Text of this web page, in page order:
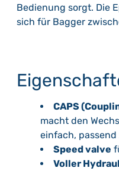
Bedienung sorgt. Die
sich für Bagger
CAPS
macht den
einfach,
Speed valve
Voller